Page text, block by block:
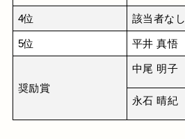
4位 該当者なし
5位 平井 真悟
奨励賞
中尾 明子
永石 晴紀